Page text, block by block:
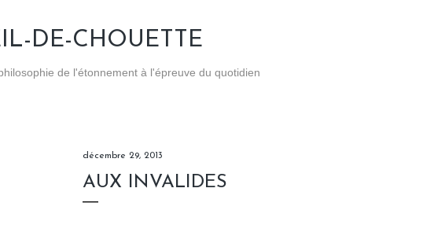
DE-CHOUETTE
de l'étonnement à l'épreuve du quotidien
décembre 29, 2013
AUX INVALIDES